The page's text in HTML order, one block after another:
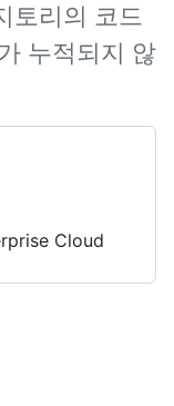
토리의 코드
누적되지 않
Cloud